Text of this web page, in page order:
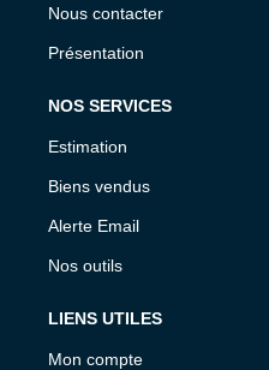
Nous contacter
Présentation
NOS SERVICES
Estimation
Biens vendus
Alerte Email
Nos outils
LIENS UTILES
Mon compte